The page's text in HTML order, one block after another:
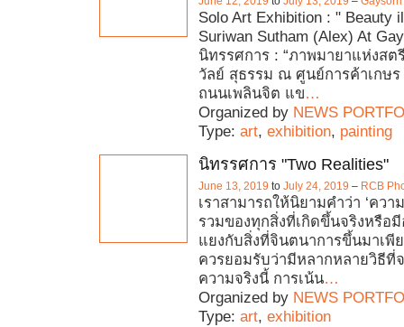
Solo Art Exhibition : " Beauty
Suriwan Sutham (Alex) At
นิทรรศการ : “ภาพมายาแห่งสต
วัลย์ สุธรรม ณ ศูนย์การค้าเกษร
ถนนเพลินจิต แข…
Organized by NEWS
Type: art, exhibition, painting
นิทรรศการ "Two Realities"
June 13, 2019 to July 24, 2019 – RCB
เราสามารถให้นิยามคำว่า ‘ควา
รวมของทุกสิ่งที่เกิดขึ้นจริงหรือ
แยงกับสิ่งที่จินตนาการขึ้นมาเพีย
ควรยอมรับว่ามีหลากหลายวิธีที่
ความจริงนี้ การเน้น…
Organized by NEWS
Type: art, exhibition